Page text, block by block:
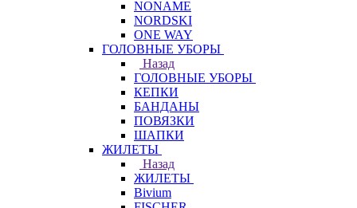
NONAME
NORDSKI
ONE WAY
ГОЛОВНЫЕ УБОРЫ
Назад
ГОЛОВНЫЕ УБОРЫ
КЕПКИ
БАНДАНЫ
ПОВЯЗКИ
ШАПКИ
ЖИЛЕТЫ
Назад
ЖИЛЕТЫ
Bivium